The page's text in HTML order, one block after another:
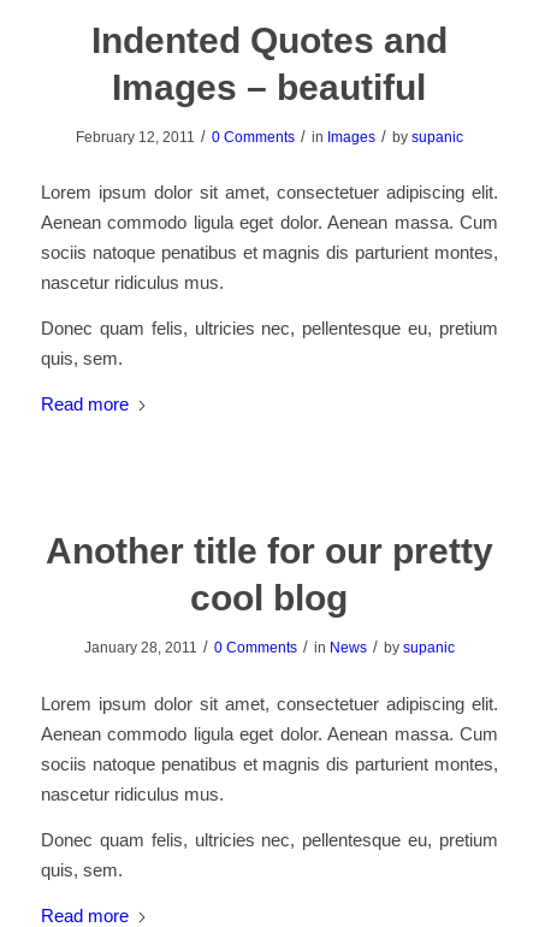
Indented Quotes and
Images – beautiful
February 12, 2011 / 0 Comments / in Images / by supanic
Lorem ipsum dolor sit amet, consectetuer adipiscing elit.
Aenean commodo ligula eget dolor. Aenean massa. Cum
sociis natoque penatibus et magnis dis parturient montes,
nascetur ridiculus mus.
Donec quam felis, ultricies nec, pellentesque eu, pretium
quis, sem.
Read more
Another title for our pretty
cool blog
January 28, 2011 / 0 Comments / in News / by supanic
Lorem ipsum dolor sit amet, consectetuer adipiscing elit.
Aenean commodo ligula eget dolor. Aenean massa. Cum
sociis natoque penatibus et magnis dis parturient montes,
nascetur ridiculus mus.
Donec quam felis, ultricies nec, pellentesque eu, pretium
quis, sem.
Read more